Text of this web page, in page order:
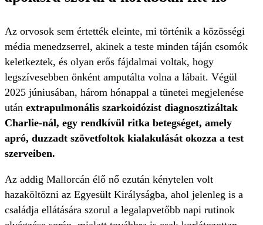
Az orvosok sem értették eleinte, mi történik a közösségi
média menedzserrel, akinek a teste minden táján csomók
keletkeztek, és olyan erős fájdalmai voltak, hogy
legszívesebben önként amputálta volna a lábait. Végül
2025 júniusában, három hónappal a tünetei megjelenése
után extrapulmonális szarkoidózist diagnosztizáltak
Charlie-nál, egy rendkívül ritka betegséget, amely
apró, duzzadt szövetfoltok kialakulását okozza a test
szerveiben.
Az addig Mallorcán élő nő ezután kénytelen volt
hazaköltözni az Egyesült Királyságba, ahol jelenleg is a
családja ellátására szorul a legalapvetőbb napi rutinok